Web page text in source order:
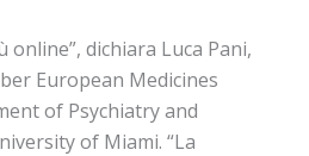
online”, dichiara Luca Pani,
European Medicines
of Psychiatry and
of Miami. “La